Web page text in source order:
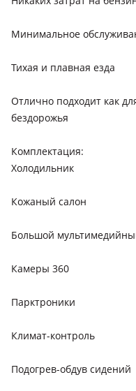
Минимальное
Тихая и плавная езда
Отлично подходит как
бездорожья
Комплектация:
Холодильник
Кожаный салон
Большой
Камеры 360
Парктроники
Климат-контроль
Подогрев-обдув сидений